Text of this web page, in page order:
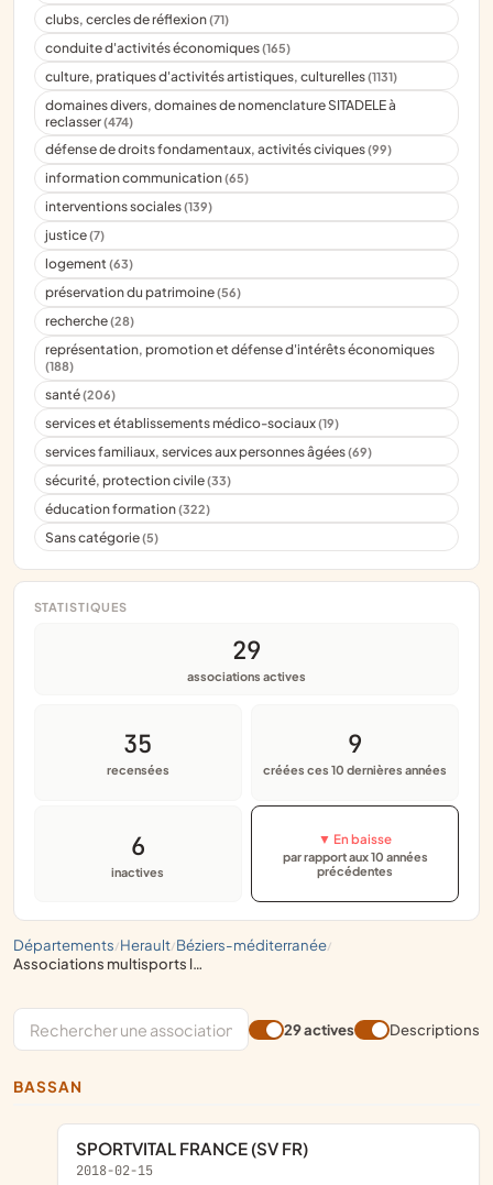
départements/ herault/ béziers-méditerranée/
associations multisports locales
clubs, cercles de réflexion(71)
conduite d'activités économiques(165)
culture, pratiques d'activités artistiques, culturelles(1131)
domaines divers, domaines de nomenclature SITADELE à
reclasser(474)
défense de droits fondamentaux, activités civiques(99)
information communication(65)
interventions sociales(139)
justice(7)
logement(63)
préservation du patrimoine(56)
recherche(28)
représentation, promotion et défense d'intérêts économiques
(188)
santé(206)
services et établissements médico-sociaux(19)
services familiaux, services aux personnes âgées(69)
sécurité, protection civile(33)
éducation formation(322)
Sans catégorie(5)
STATISTIQUES
29
associations actives
35
recensées
9
créées ces 10 dernières années
6
inactives
▼ En baisse
par rapport aux 10 années
précédentes
29 actives Descriptions
BASSAN
SPORTVITAL FRANCE (SV FR)
2018-02-15